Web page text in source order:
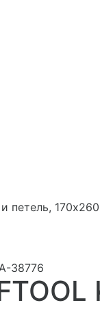
петель,
38776